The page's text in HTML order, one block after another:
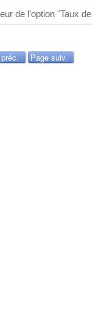
de l’option "Taux
Page suiv.